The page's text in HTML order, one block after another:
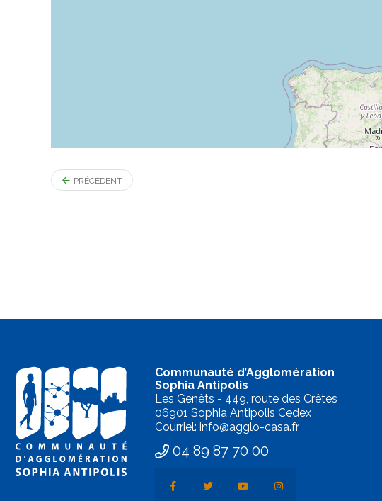
PRÉCÉDENT
Communauté d’Agglomération
Sophia Antipolis
Les Genêts - 449, route des Crêtes
06901 Sophia Antipolis Cedex
Courriel: info@agglo-casa.fr
04 89 87 70 00